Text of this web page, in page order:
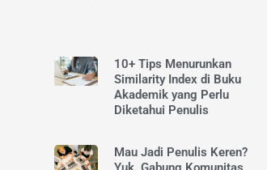
10+ Tips Menurunkan
Similarity Index di Buku
Akademik yang Perlu
Diketahui Penulis
Mau Jadi Penulis Keren?